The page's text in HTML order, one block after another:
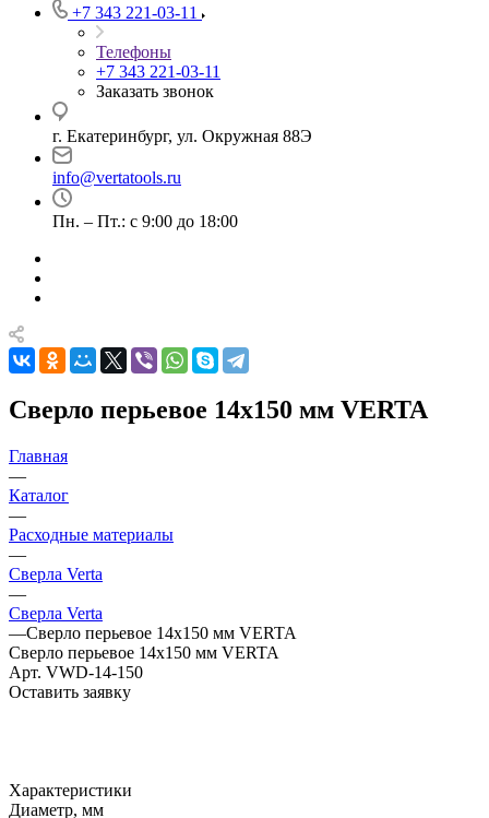
+7 343 221-03-11
Телефоны
+7 343 221-03-11
Заказать звонок
г. Екатеринбург, ул. Окружная 88Э
info@vertatools.ru
Пн. – Пт.: с 9:00 до 18:00
Сверло перьевое 14х150 мм VERTA
Главная
—
Каталог
—
Расходные материалы
—
Сверла Verta
—
Сверла Verta
—Сверло перьевое 14х150 мм VERTA
Сверло перьевое 14х150 мм VERTA
Арт. VWD-14-150
Оставить заявку
Характеристики
Диаметр, мм